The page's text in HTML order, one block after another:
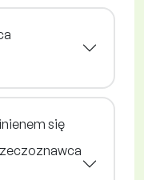
się